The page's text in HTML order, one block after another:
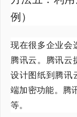
例）
现在很多企业会
腾讯云。腾讯云
设计图纸到腾讯
端加密功能。腾
等。